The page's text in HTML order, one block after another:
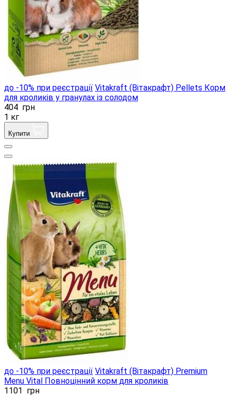
до -10% при реєстрації Vitakraft (Вітакрафт) Pellets Корм
​​для кроликів у гранулах із солодом
404 грн
1 кг
Купити
до -10% при реєстрації Vitakraft (Вітакрафт) Premium
Menu Vital Повноцінний корм для кроликів
1101
грн